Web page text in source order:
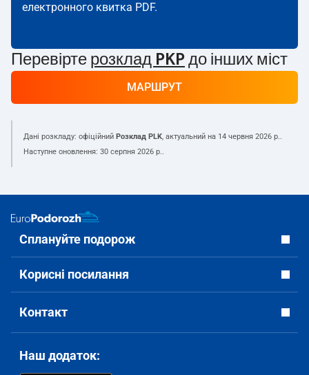
електронного квитка PDF.
Перевірте розклад PKP до інших міст
МАРШРУТ
Дані розкладу: офіційний Розклад PLK, актуальний на 14 червня 2026 р..
Наступне оновлення: 30 серпня 2026 р..
Сплануйте подорож
Корисні посилання
Контакт
Наш додаток: